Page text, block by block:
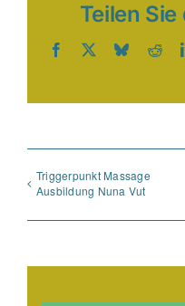
Teilen
Facebook Bluesky
Triggerpunkt Massage
Ausbildung Nuna Vut